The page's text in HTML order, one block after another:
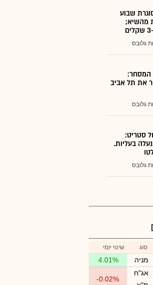
שבוע
מהשיא;
גלובס
המסחר:
את תל אביב
גלובס
סטריט:
בעליות.
גלובס
סוג שינוי יומי
מניה 4.01%
אג"ח
-0.02%